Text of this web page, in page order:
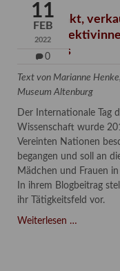
11
FEB
2022
0
Verschenkt,
Museums
Text von Marianne
Museum Altenburg
Der Internationale Tag
Wissenschaft wurde
Vereinten Nationen
begangen und soll an
Mädchen und Frauen
In ihrem Blogbeitrag
ihr Tätigkeitsfeld vor.
Weiterlesen …